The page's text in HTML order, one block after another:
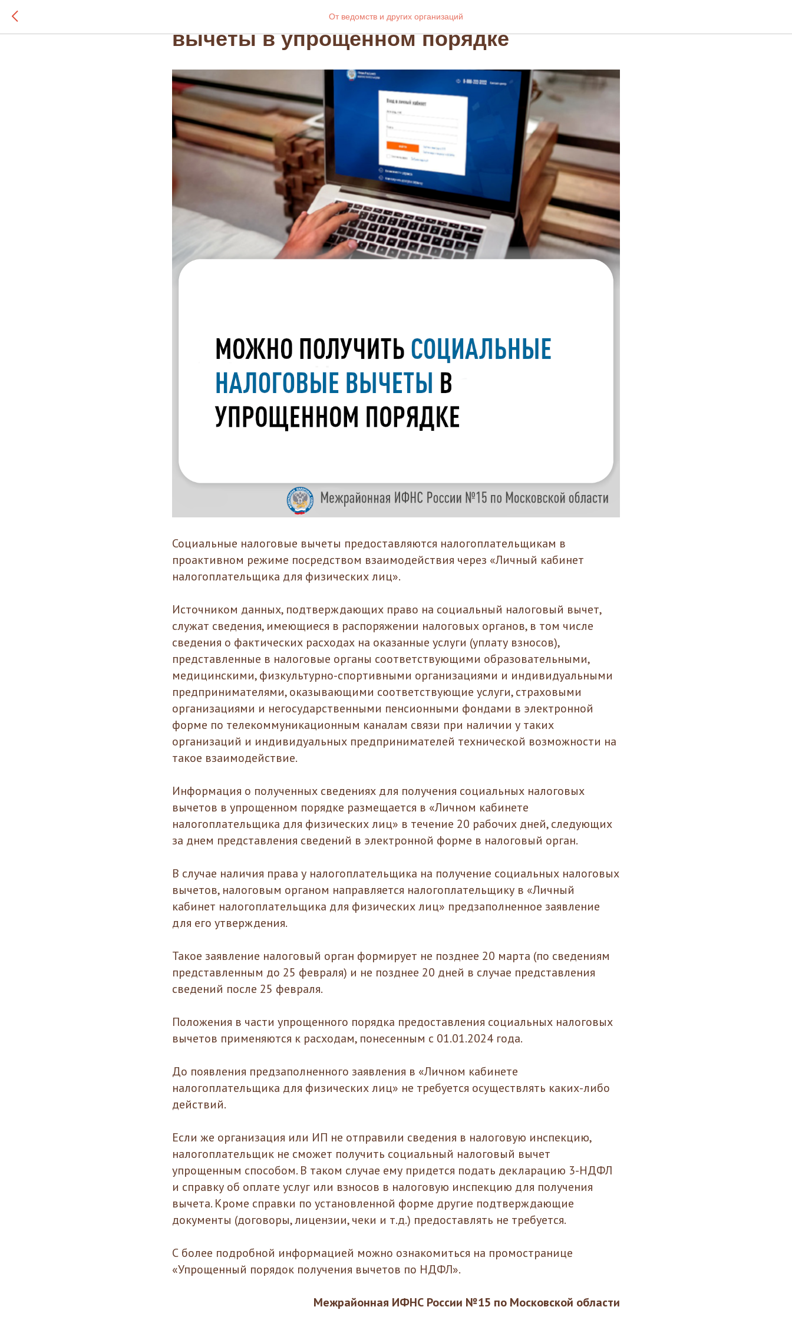
От ведомств и других организаций
Можно получить социальные налоговые
вычеты в упрощенном порядке
Социальные налоговые вычеты предоставляются налогоплательщикам в
проактивном режиме посредством взаимодействия через «Личный кабинет
налогоплательщика для физических лиц».
Источником данных, подтверждающих право на социальный налоговый вычет,
служат сведения, имеющиеся в распоряжении налоговых органов, в том числе
сведения о фактических расходах на оказанные услуги (уплату взносов),
представленные в налоговые органы соответствующими образовательными,
медицинскими, физкультурно-спортивными организациями и индивидуальными
предпринимателями, оказывающими соответствующие услуги, страховыми
организациями и негосударственными пенсионными фондами в электронной
форме по телекоммуникационным каналам связи при наличии у таких
организаций и индивидуальных предпринимателей технической возможности на
такое взаимодействие.
Информация о полученных сведениях для получения социальных налоговых
вычетов в упрощенном порядке размещается в «Личном кабинете
налогоплательщика для физических лиц» в течение 20 рабочих дней, следующих
за днем представления сведений в электронной форме в налоговый орган.
В случае наличия права у налогоплательщика на получение социальных налоговых
вычетов, налоговым органом направляется налогоплательщику в «Личный
кабинет налогоплательщика для физических лиц» предзаполненное заявление
для его утверждения.
Такое заявление налоговый орган формирует не позднее 20 марта (по сведениям
представленным до 25 февраля) и не позднее 20 дней в случае представления
сведений после 25 февраля.
Положения в части упрощенного порядка предоставления социальных налоговых
вычетов применяются к расходам, понесенным с 01.01.2024 года.
До появления предзаполненного заявления в «Личном кабинете
налогоплательщика для физических лиц» не требуется осуществлять каких-либо
действий.
Если же организация или ИП не отправили сведения в налоговую инспекцию,
налогоплательщик не сможет получить социальный налоговый вычет
упрощенным способом. В таком случае ему придется подать декларацию 3-НДФЛ
и справку об оплате услуг или взносов в налоговую инспекцию для получения
вычета. Кроме справки по установленной форме другие подтверждающие
документы (договоры, лицензии, чеки и т.д.) предоставлять не требуется.
С более подробной информацией можно ознакомиться на промостранице
«Упрощенный порядок получения вычетов по НДФЛ».
Межрайонная ИФНС России №15 по Московской области